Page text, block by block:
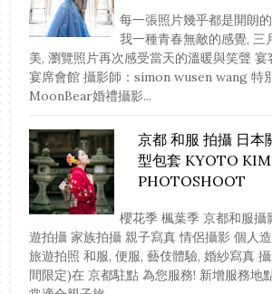
每一張照片幾乎都是開朗
我一種青春無敵的感覺, 三
美, 瀏覽照片再次感受當天的溫暖與笑聲
宴席會館 攝影師：simon wusen wang 特
MoonBear婚禮攝影...
京都 和服 拍攝 日本
型包套 KYOTO
PHOTOSHOOT
櫻花季 楓葉季 京都和服攝
遊拍攝 家族拍攝 親子寫真 情侶攝影 個人
旅遊拍照 和服, 便服, 藝伎體驗, 婚紗寫真
間限定)在 京都駐點 為您服務! 新增服務地